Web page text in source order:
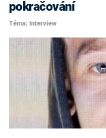
pokračování
Téma: Interview